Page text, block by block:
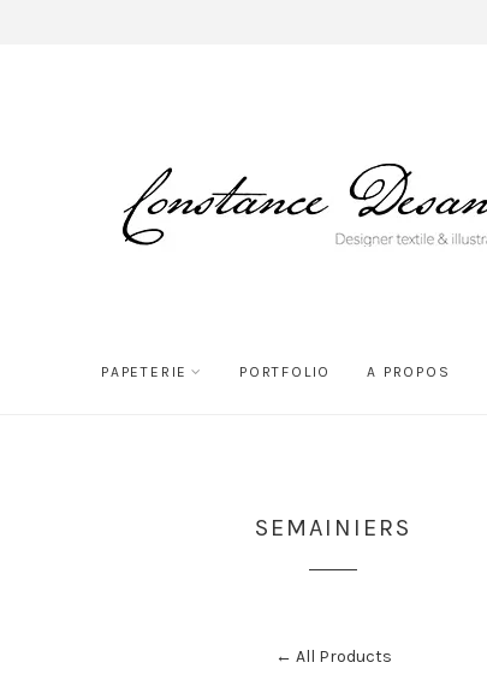
PAPETERIE PORTFOLIO A PROPOS
SEMAINIERS
← All Products